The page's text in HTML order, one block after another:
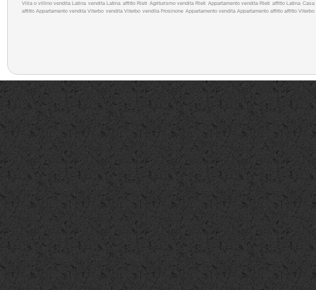
Negozio
€ 1.800
Capannone Industriale
€ 2.500
Ufficio
€ 3.200
Capannone Industriale
€ 3.800
Negozio
€ 5.000
Negozio
€ 6.000
Ufficio
Trattative riservate
Villa o villino vendita Latina vendita Latina affitto Rieti Agriturismo vendita Rieti Appartamento vendita Rieti affitto Latina Casa
affitto Appartamento vendita Viterbo vendita Viterbo vendita Frosinone Appartamento vendita Appartamento affitto affitto Viterbo